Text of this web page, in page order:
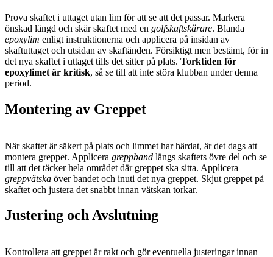
Prova skaftet i uttaget utan lim för att se att det passar. Markera
önskad längd och skär skaftet med en golfskaftskärare. Blanda
epoxylim enligt instruktionerna och applicera på insidan av
skaftuttaget och utsidan av skaftänden. Försiktigt men bestämt, för in
det nya skaftet i uttaget tills det sitter på plats. Torktiden för
epoxylimet är kritisk, så se till att inte störa klubban under denna
period.
Montering av Greppet
När skaftet är säkert på plats och limmet har härdat, är det dags att
montera greppet. Applicera greppband längs skaftets övre del och se
till att det täcker hela området där greppet ska sitta. Applicera
greppvätska över bandet och inuti det nya greppet. Skjut greppet på
skaftet och justera det snabbt innan vätskan torkar.
Justering och Avslutning
Kontrollera att greppet är rakt och gör eventuella justeringar innan